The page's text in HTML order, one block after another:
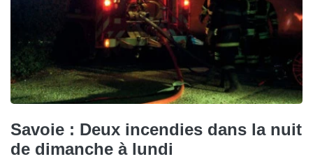
Savoie : Deux incendies dans la nuit
de dimanche à lundi